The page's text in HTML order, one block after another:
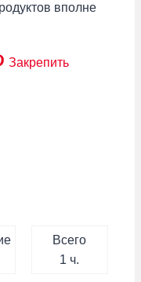
вполне
Закрепить
Всего
1 час
ч.